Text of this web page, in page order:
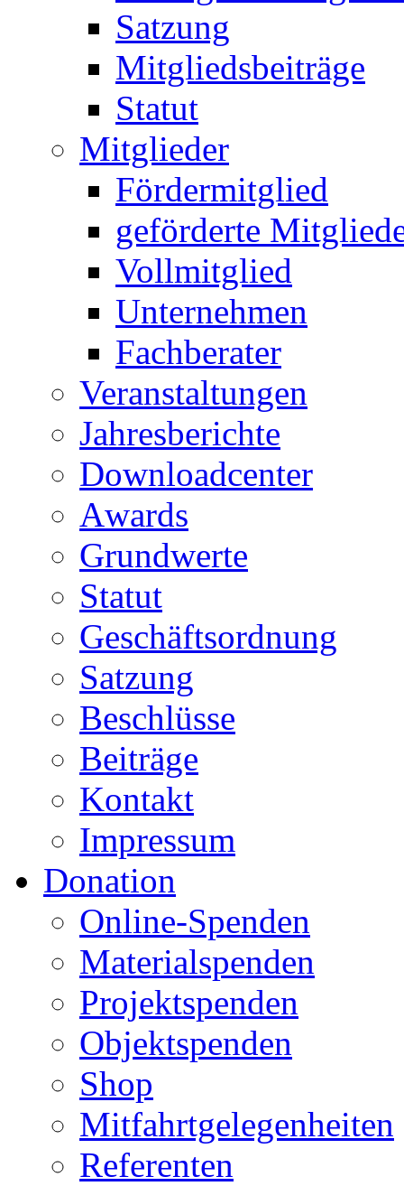
Satzung
Mitgliedsbeiträge
Statut
Mitglieder
Fördermitglied
geförderte
Vollmitglied
Unternehmen
Fachberater
Veranstaltungen
Jahresberichte
Downloadcenter
Awards
Grundwerte
Statut
Geschäftsordnung
Satzung
Beschlüsse
Beiträge
Kontakt
Impressum
Donation
Online-Spenden
Materialspenden
Projektspenden
Objektspenden
Shop
Mitfahrtgelegenheiten
Referenten